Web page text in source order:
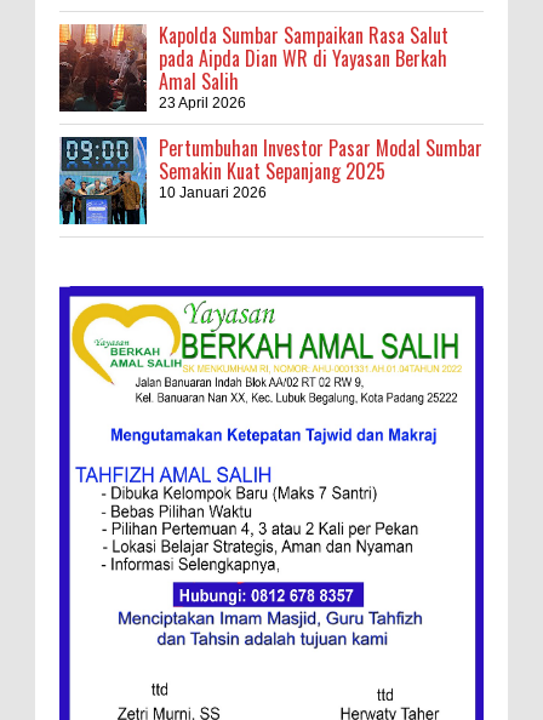
Kapolda Sumbar Sampaikan Rasa Salut
pada Aipda Dian WR di Yayasan Berkah
Amal Salih
23 April 2026
Pertumbuhan Investor Pasar Modal Sumbar
Semakin Kuat Sepanjang 2025
10 Januari 2026
Kebakaran Hebat, Israel Dapat Cobaan
Ini Resep Bubur Terik, Kuliner Khas Jawa
Tengah
Menang, Semen Padang FC Pemuncak